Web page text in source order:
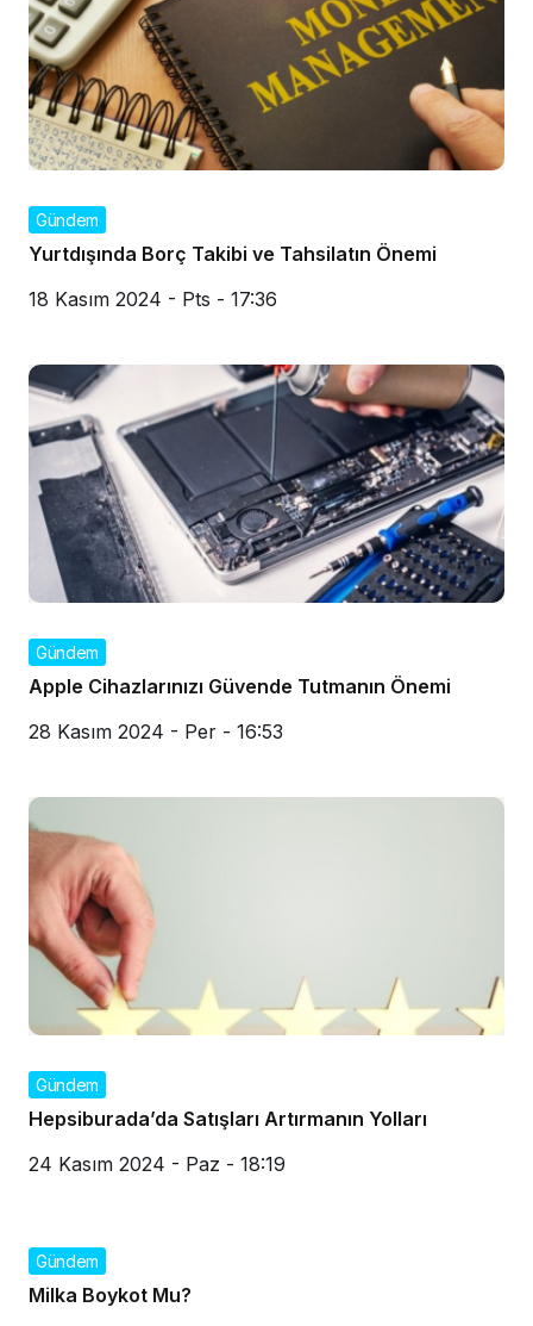
Gündem
Yurtdışında Borç Takibi ve Tahsilatın Önemi
18 Kasım 2024 - Pts - 17:36
Gündem
Apple Cihazlarınızı Güvende Tutmanın Önemi
28 Kasım 2024 - Per - 16:53
Gündem
Hepsiburada’da Satışları Artırmanın Yolları
24 Kasım 2024 - Paz - 18:19
Gündem
Milka Boykot Mu?